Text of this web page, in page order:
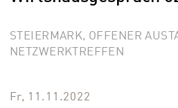
STEIERMARK, OFFENER
NETZWERKTREFFEN
Fr, 11.11.2022